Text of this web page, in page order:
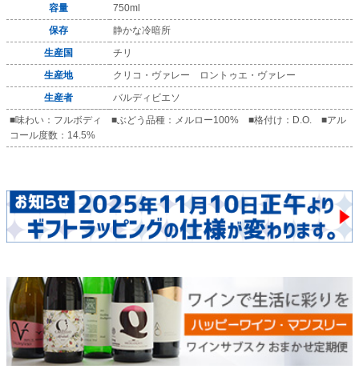
容量
750ml
保存
静かな冷暗所
生産国
チリ
生産地
クリコ・ヴァレー ロントゥエ・ヴァレー
生産者
バルディビエソ
■味わい：フルボディ ■ぶどう品種：メルロー100% ■格付け：D.O. ■アル
コール度数：14.5%